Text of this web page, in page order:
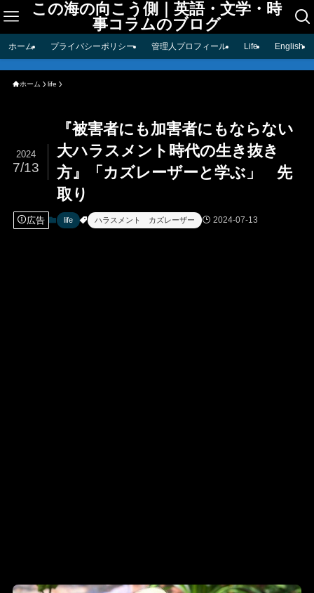
この海の向こう側｜英語・文学・時
事コラムのブログ
ホーム プライバシーポリシー 管理人プロフィール Life English
ホーム life
『被害者にも加害者にもならない
大ハラスメント時代の生き抜き
方』「カズレーザーと学ぶ」 先
取り
2024
7/13
広告 life ハラスメント カズレーザー 2024-07-13